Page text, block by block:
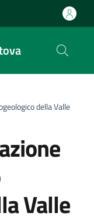
della Valle
Valle